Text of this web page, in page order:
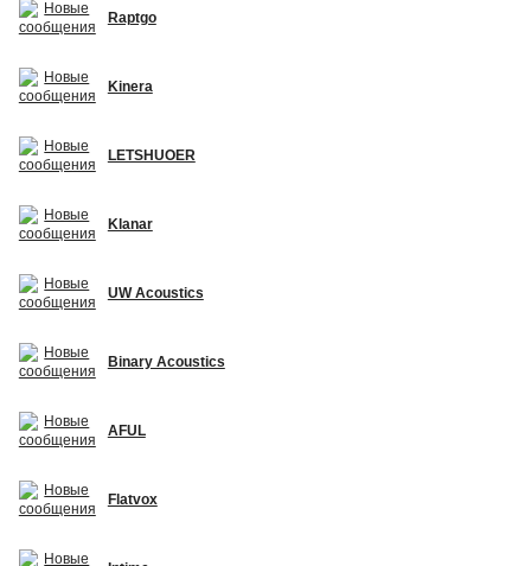
Raptgo
Kinera
LETSHUOER
Klanar
UW Acoustics
Binary Acoustics
AFUL
Flatvox